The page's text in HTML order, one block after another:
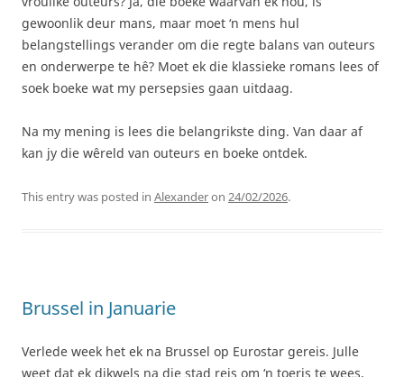
gewoonlik deur mans, maar moet ‘n mens hul
belangstellings verander om die regte balans van outeurs
en onderwerpe te hê? Moet ek die klassieke romans lees of
soek boeke wat my persepsies gaan uitdaag.
Na my mening is lees die belangrikste ding. Van daar af
kan jy die wêreld van outeurs en boeke ontdek.
This entry was posted in Alexanderon 24/02/2026.
Brussel in Januarie
Verlede week het ek na Brussel op Eurostar gereis. Julle
weet dat ek dikwels na die stad reis om ‘n toeris te wees,